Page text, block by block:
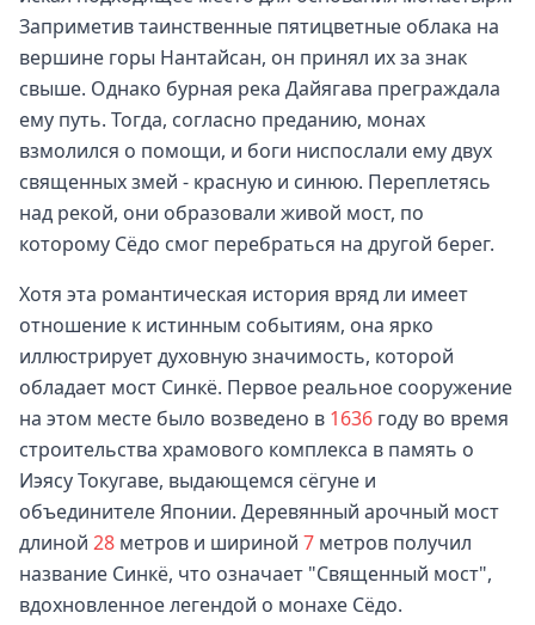
Заприметив таинственные пятицветные облака на
вершине горы Нантайсан, он принял их за знак
свыше. Однако бурная река Дайягава преграждала
ему путь. Тогда, согласно преданию, монах
взмолился о помощи, и боги ниспослали ему двух
священных змей - красную и синюю. Переплетясь
над рекой, они образовали живой мост, по
которому Сёдо смог перебраться на другой берег.
Хотя эта романтическая история вряд ли имеет
отношение к истинным событиям, она ярко
иллюстрирует духовную значимость, которой
обладает мост Синкё. Первое реальное сооружение
на этом месте было возведено в 1636 году во время
строительства храмового комплекса в память о
Иэясу Токугаве, выдающемся сёгуне и
объединителе Японии. Деревянный арочный мост
длиной 28 метров и шириной 7 метров получил
название Синкё, что означает "Священный мост",
вдохновленное легендой о монахе Сёдо.